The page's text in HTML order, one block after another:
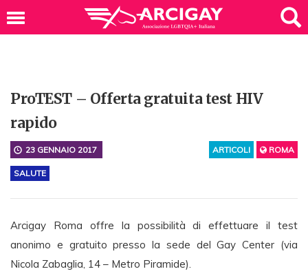
ProTEST – Offerta gratuita test HIV
rapido
ARTICOLI ROMA
23 GENNAIO 2017
SALUTE
Arcigay Roma offre la possibilità di effettuare il test
anonimo e gratuito presso la sede del Gay Center (via
Nicola Zabaglia, 14 – Metro Piramide).